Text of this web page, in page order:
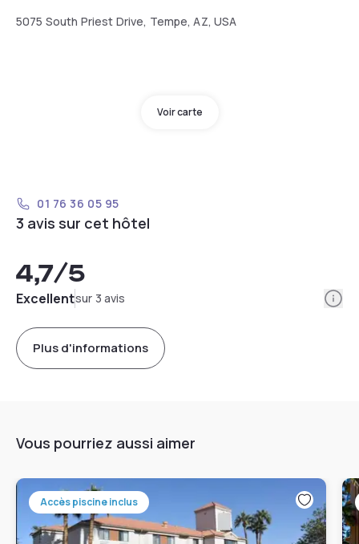
5075 South Priest Drive, Tempe, AZ, USA
Voir carte
01 76 36 05 95
3 avis sur cet hôtel
4,7/5
Excellentsur 3 avis
Plus d'informations
Vous pourriez aussi aimer
Accès piscine inclus